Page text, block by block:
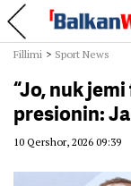
Fillimi > Sport News
“Jo, nuk
presionin:
10 Qershor, 2026 09:39